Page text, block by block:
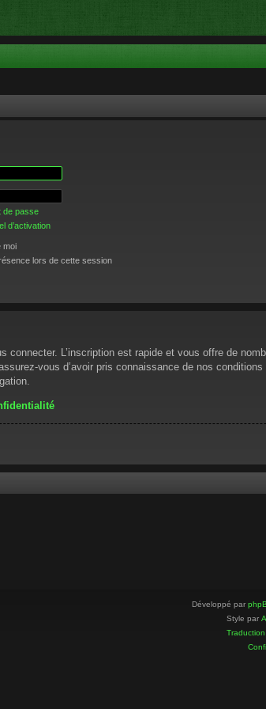
de passe
d’activation
moi
lors de cette session
connecter. L’inscription est rapide et vous offre de
vous d’avoir pris connaissance de nos
Développé par
Style par